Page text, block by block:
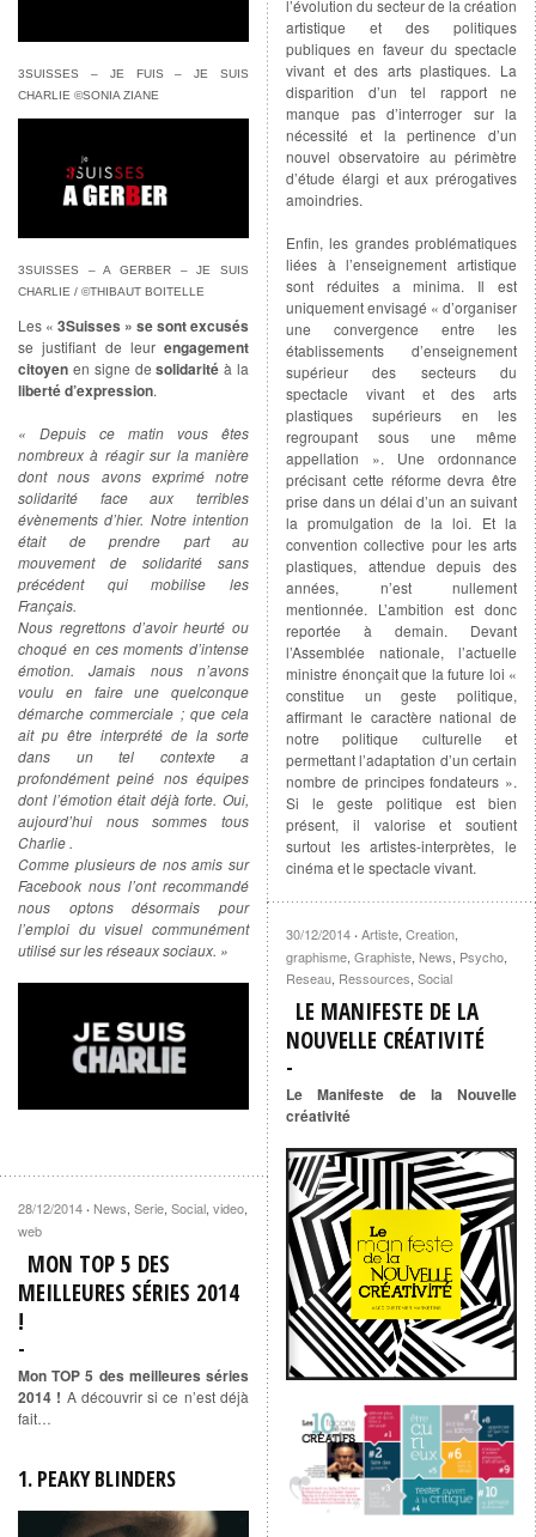
l’évolution du secteur de la création
artistique et des politiques
publiques en faveur du spectacle
vivant et des arts plastiques. La
disparition d’un tel rapport ne
manque pas d’interroger sur la
nécessité et la pertinence d’un
nouvel observatoire au périmètre
d’étude élargi et aux prérogatives
amoindries.
Enfin, les grandes problématiques
liées à l’enseignement artistique
sont réduites a minima. Il est
uniquement envisagé « d’organiser
une convergence entre les
établissements d’enseignement
supérieur des secteurs du
spectacle vivant et des arts
plastiques supérieurs en les
regroupant sous une même
appellation ». Une ordonnance
précisant cette réforme devra être
prise dans un délai d’un an suivant
la promulgation de la loi. Et la
convention collective pour les arts
plastiques, attendue depuis des
années, n’est nullement
mentionnée. L’ambition est donc
reportée à demain. Devant
l’Assemblée nationale, l’actuelle
ministre énonçait que la future loi «
constitue un geste politique,
affirmant le caractère national de
notre politique culturelle et
permettant l’adaptation d’un certain
nombre de principes fondateurs ».
Si le geste politique est bien
présent, il valorise et soutient
surtout les artistes-interprètes, le
cinéma et le spectacle vivant.
3SUISSES – JE FUIS – JE SUIS
CHARLIE ©SONIA ZIANE
3SUISSES – A GERBER – JE SUIS
CHARLIE / ©THIBAUT BOITELLE
Les « 3Suisses » se sont excusés
se justifiant de leur engagement
citoyen en signe de solidarité à la
liberté d’expression.
« Depuis ce matin vous êtes
nombreux à réagir sur la manière
dont nous avons exprimé notre
solidarité face aux terribles
évènements d’hier. Notre intention
était de prendre part au
mouvement de solidarité sans
précédent qui mobilise les
Français.
Nous regrettons d’avoir heurté ou
choqué en ces moments d’intense
émotion. Jamais nous n’avons
voulu en faire une quelconque
démarche commerciale ; que cela
ait pu être interprété de la sorte
dans un tel contexte a
profondément peiné nos équipes
dont l’émotion était déjà forte. Oui,
aujourd’hui nous sommes tous
Charlie .
Comme plusieurs de nos amis sur
Facebook nous l’ont recommandé
nous optons désormais pour
l’emploi du visuel communément
utilisé sur les réseaux sociaux. »
30/12/2014 · Artiste, Creation,
graphisme, Graphiste, News, Psycho,
Reseau, Ressources, Social
LE MANIFESTE DE LA
NOUVELLE CRÉATIVITÉ
Le Manifeste de la Nouvelle
créativité
28/12/2014 · News, Serie, Social, video,
web
MON TOP 5 DES
MEILLEURES SÉRIES 2014
!
Mon TOP 5 des meilleures séries
2014 ! A découvrir si ce n’est déjà
fait…
1. PEAKY BLINDERS